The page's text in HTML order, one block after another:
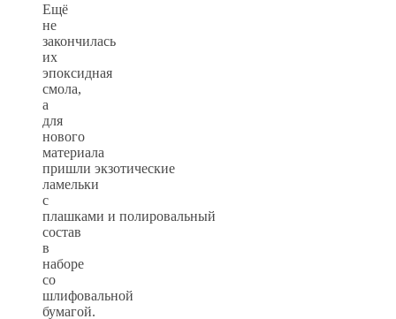
Ещё
не
закончилась
их
эпоксидная
смола,
а
для
нового
материала
пришли экзотические
ламельки
с
плашками и полировальный
состав
в
наборе
со
шлифовальной
бумагой.